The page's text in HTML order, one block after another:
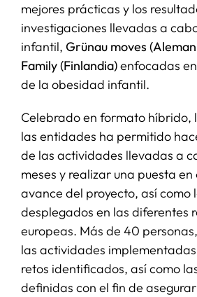
mejores prácticas y los
investigaciones llevadas a
infantil, Grünau moves
Family (Finlandia)enfocadas
de la obesidad infantil.
Celebrado en formato híbrido,
las entidades ha permitido
de las actividades llevadas a
meses y realizar una puesta en
avance del proyecto, así como
desplegados en las diferentes
europeas. Más de 40
las actividades
retos identificados, así como
definidas con el fin de